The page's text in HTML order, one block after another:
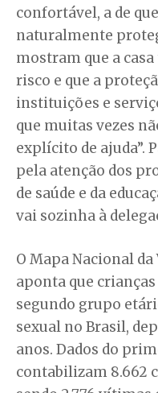
confortável, a de
naturalmente
mostram que a
risco e que a
instituições e
que muitas vezes
explícito de ajuda”.
pela atenção dos
de saúde e da
vai sozinha à
O Mapa Nacional
aponta que
segundo grupo
sexual no Brasil,
anos. Dados do
contabilizam 8.662